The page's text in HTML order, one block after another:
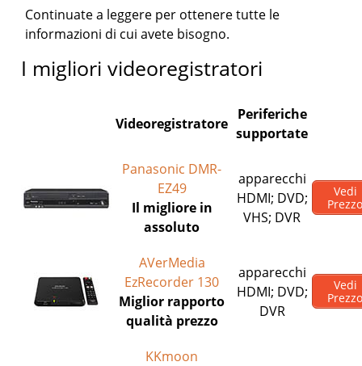
Continuate a leggere per ottenere tutte le
informazioni di cui avete bisogno.
I migliori videoregistratori
Videoregistratore
Periferiche
supportate
Panasonic DMR-
EZ49
Il migliore in
assoluto
apparecchi
HDMI; DVD;
VHS; DVR
Vedi
AVerMedia
EzRecorder 130
Miglior rapporto
qualità prezzo
apparecchi
HDMI; DVD;
DVR
Vedi
KKmoon